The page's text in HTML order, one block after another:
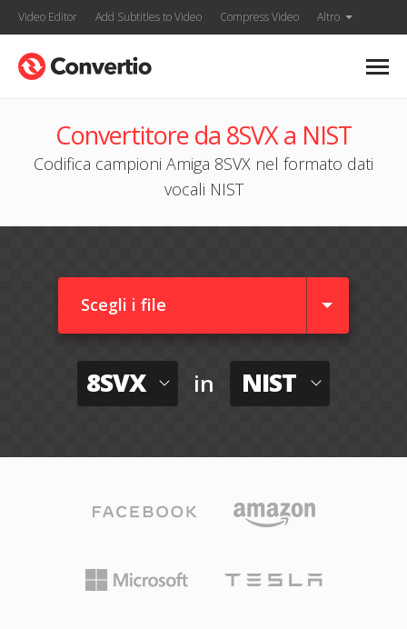
Video Editor Add Subtitles to Video Compress Video Altro
Convertitore da 8SVX a NIST
Codifica campioni Amiga 8SVX nel formato dati
vocali NIST
Scegli i file
8SVX in NIST